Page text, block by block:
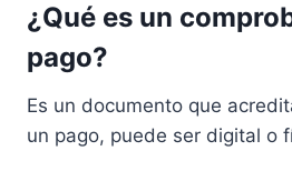
¿Qué es un
pago?
Es un documento que
un pago, puede ser digital o